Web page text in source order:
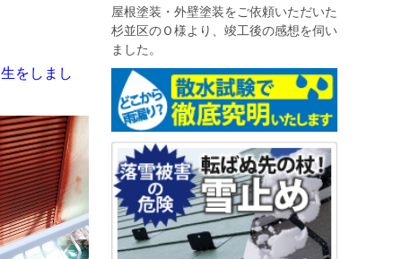
をしまし
屋根塗装・外壁塗装をご依頼いただいた
杉並区のＯ様より、竣工後の感想を伺い
ました。